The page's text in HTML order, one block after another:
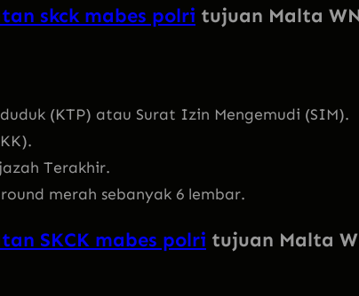
skck mabes polri tujuan Malta
(KTP) atau Surat Izin Mengemudi (SIM).
Terakhir.
merah sebanyak 6 lembar.
SKCK mabes polri tujuan Malta